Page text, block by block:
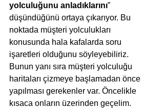
yolculuğunu anladıklarını”
düşündüğünü ortaya çıkarıyor. Bu
noktada müşteri yolculukları
konusunda hala kafalarda soru
işaretleri olduğunu söyleyebiliriz.
Bunun yanı sıra müşteri yolculuğu
haritaları çizmeye başlamadan önce
yapılması gerekenler var. Öncelikle
kısaca onların üzerinden geçelim.